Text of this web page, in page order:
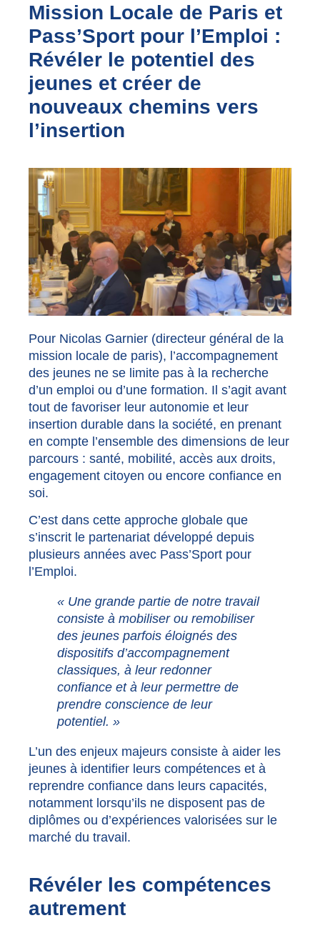
Mission Locale de Paris et
Pass’Sport pour l’Emploi :
Révéler le potentiel des
jeunes et créer de
nouveaux chemins vers
l’insertion
Pour Nicolas Garnier (directeur général de la
mission locale de paris), l’accompagnement
des jeunes ne se limite pas à la recherche
d’un emploi ou d’une formation. Il s’agit avant
tout de favoriser leur autonomie et leur
insertion durable dans la société, en prenant
en compte l’ensemble des dimensions de leur
parcours : santé, mobilité, accès aux droits,
engagement citoyen ou encore confiance en
soi.
C’est dans cette approche globale que
s’inscrit le partenariat développé depuis
plusieurs années avec Pass’Sport pour
l’Emploi.
« Une grande partie de notre travail
consiste à mobiliser ou remobiliser
des jeunes parfois éloignés des
dispositifs d’accompagnement
classiques, à leur redonner
confiance et à leur permettre de
prendre conscience de leur
potentiel. »
L’un des enjeux majeurs consiste à aider les
jeunes à identifier leurs compétences et à
reprendre confiance dans leurs capacités,
notamment lorsqu’ils ne disposent pas de
diplômes ou d’expériences valorisées sur le
marché du travail.
Révéler les compétences
autrement